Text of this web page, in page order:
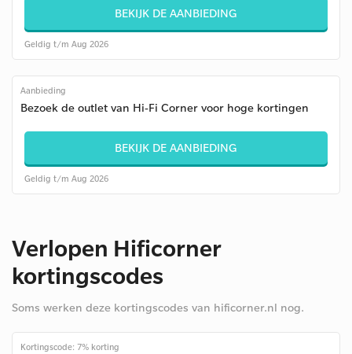
BEKIJK DE AANBIEDING
Geldig t/m Aug 2026
Aanbieding
Bezoek de outlet van Hi-Fi Corner voor hoge kortingen
BEKIJK DE AANBIEDING
Geldig t/m Aug 2026
Verlopen Hificorner
kortingscodes
Soms werken deze kortingscodes van hificorner.nl nog.
Kortingscode: 7% korting